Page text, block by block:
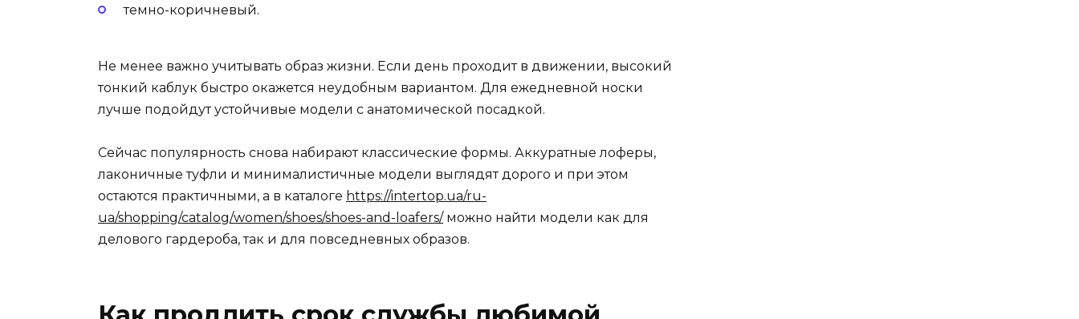
темно-коричневый.
Не менее важно учитывать образ жизни. Если день проходит в движении, высокий
тонкий каблук быстро окажется неудобным вариантом. Для ежедневной носки
лучше подойдут устойчивые модели с анатомической посадкой.
Сейчас популярность снова набирают классические формы. Аккуратные лоферы,
лаконичные туфли и минималистичные модели выглядят дорого и при этом
остаются практичными, а в каталоге https://intertop.ua/ru-
ua/shopping/catalog/women/shoes/shoes-and-loafers/можно найти модели как для
делового гардероба, так и для повседневных образов.